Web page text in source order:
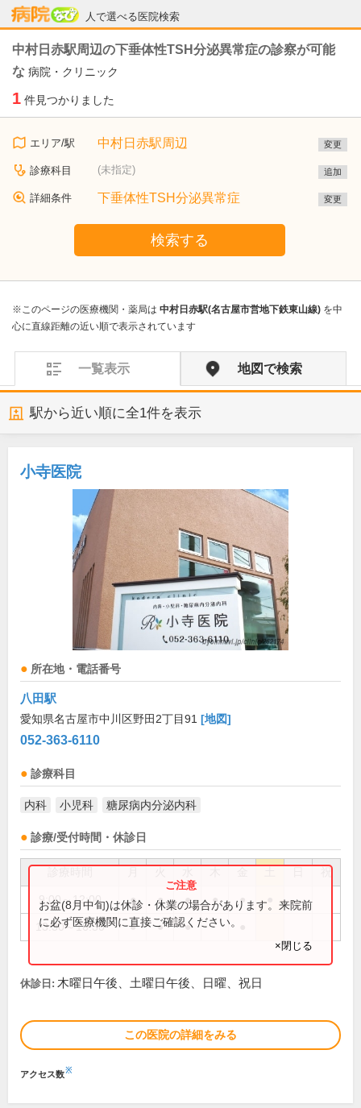
人で選べる医院検索
病院なび
中村日赤駅周辺の下垂体性TSH分泌異常症の診察が可能
な 病院・クリニック
1 件見つかりました
エリア/駅 中村日赤駅周辺 変更
診療科目 (未指定) 追加
詳細条件 下垂体性TSH分泌異常症 変更
検索する
※このページの医療機関・薬局は 中村日赤駅(名古屋市営地下鉄東山線) を中
心に直線距離の近い順で表示されています
一覧表示 地図で検索
駅から近い順に全1件を表示
小寺医院
所在地・電話番号
八田駅
愛知県名古屋市中川区野田2丁目91 [地図]
052-363-6110
診療科目
内科 小児科 糖尿病内分泌内科
診療/受付時間・休診日
祝
9:00～12:00 ● ● ● ● ●
13:30～16:30 ● ● ●
お盆(8月中旬)は休診・休業の場合があります。来院前
に必ず医療機関に直接ご確認ください。
×閉じる
休診日: 木曜日午後、土曜日午後、日曜、祝日
この医院の詳細をみる
アクセス数※